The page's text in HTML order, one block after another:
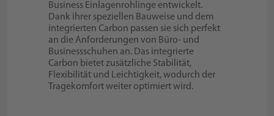
Business Einlagenrohlinge entwickelt.
Dank ihrer speziellen Bauweise und dem
integrierten Carbon passen sie sich perfekt
an die Anforderungen von Büro- und
Businessschuhen an. Das integrierte
Carbon bietet zusätzliche Stabilität,
Flexibilität und Leichtigkeit, wodurch der
Tragekomfort weiter optimiert wird.